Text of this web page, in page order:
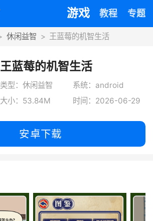
游戏 教程 专题
休闲益智 王蓝莓的机智生活
王蓝莓的机智生活
类型：休闲益智
系统：android
大小：53.84M
时间：2026-06-29
安卓下载